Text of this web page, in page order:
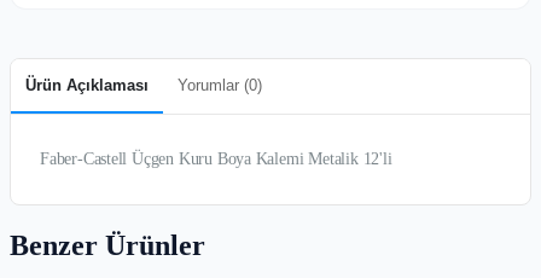
Ürün Açıklaması Yorumlar (0)
Faber-Castell Üçgen Kuru Boya Kalemi Metalik 12'li
Benzer Ürünler